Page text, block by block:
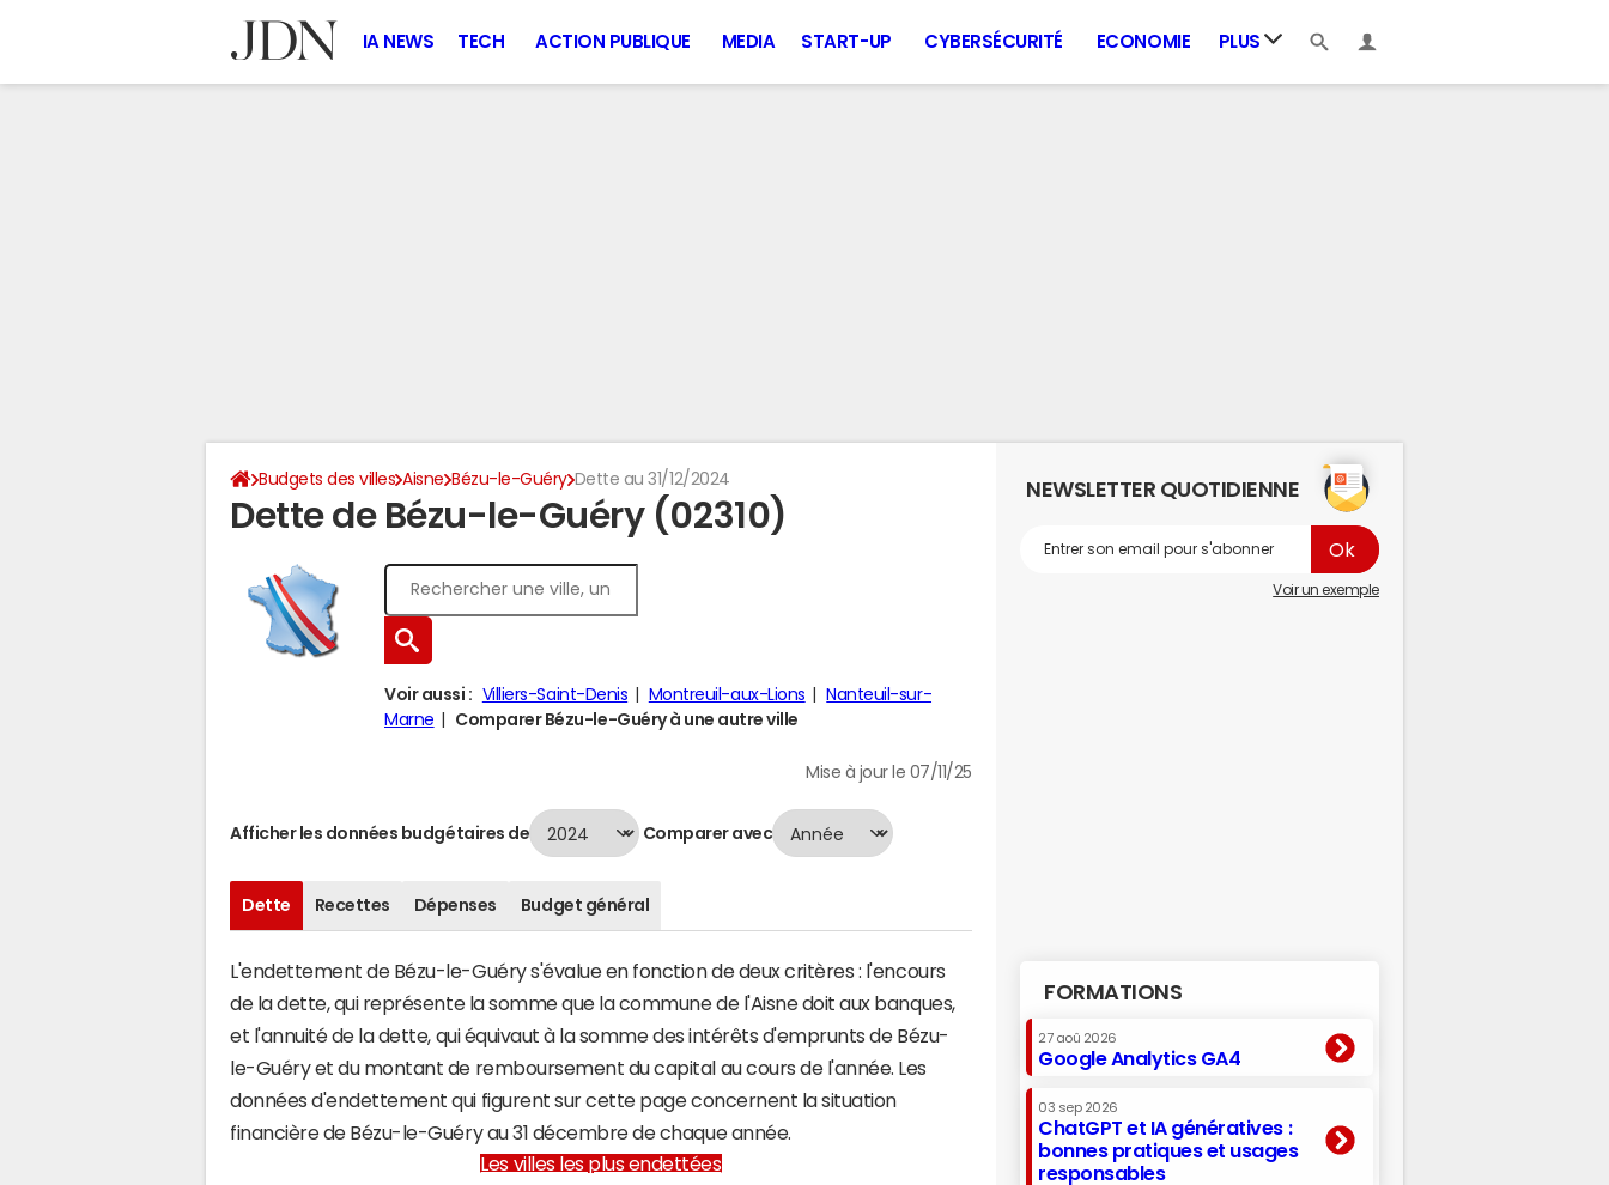
IA NEWS TECH ACTION PUBLIQUE MEDIA START-UP CYBERSÉCURITÉ ECONOMIE PLUS
Budgets des villes Aisne Bézu-le-Guéry Dette au 31/12/2024
Dette de Bézu-le-Guéry (02310)
Voir aussi : Villiers-Saint-Denis Montreuil-aux-Lions
Nanteuil-sur-
Marne
Comparer Bézu-le-Guéry à une autre ville
Mise à jour le 07/11/25
Afficher les données budgétaires de Comparer avec
Dette Recettes Dépenses Budget général
L'endettement de Bézu-le-Guéry s'évalue en fonction de deux critères : l'encours
de la dette, qui représente la somme que la commune de l'Aisne doit aux banques,
et l'annuité de la dette, qui équivaut à la somme des intérêts d'emprunts de Bézu-
le-Guéry et du montant de remboursement du capital au cours de l'année. Les
données d'endettement qui figurent sur cette page concernent la situation
financière de Bézu-le-Guéry au 31 décembre de chaque année.
Les villes les plus endettées
NEWSLETTER QUOTIDIENNE
Voir un exemple
FORMATIONS
27 aoû 2026
Google Analytics GA4
03 sep 2026
ChatGPT et IA génératives :
bonnes pratiques et usages
responsables